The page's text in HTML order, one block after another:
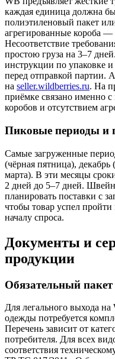
каждая единица должна
полиэтиленовый пакет
агрегированные короба
Несоответствие
простою груза на 3–7
инструкции по упаковке
перед отправкой партии.
на seller.wildberries.ru. На
приёмке связано именно
коробов и отсутствием
Пиковые периоды и
Самые загруженные
(чёрная пятница),
марта). В эти месяцы
2 дней до 5–7 дней.
планировать поставки с
чтобы товар успел
началу спроса.
Документы и
продукции
Обязательный
Для легального выхода
одежды потребуется
Перечень зависит от
потребителя. Для всех
соответствия